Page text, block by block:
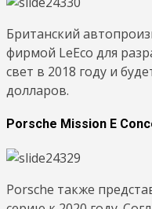
Британский
фирмой LeEco для
свет в 2018 году и
долларов.
Porsche Mission E
Porsche также